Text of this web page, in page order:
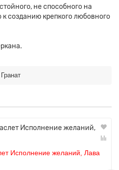
не способного на
к созданию крепкого любовного
Гранат
Исполнение желаний, Лава